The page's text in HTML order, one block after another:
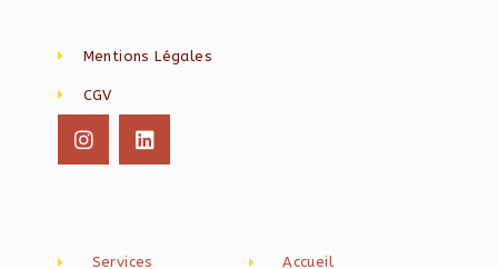
Mentions Légales
CGV
Services Accueil